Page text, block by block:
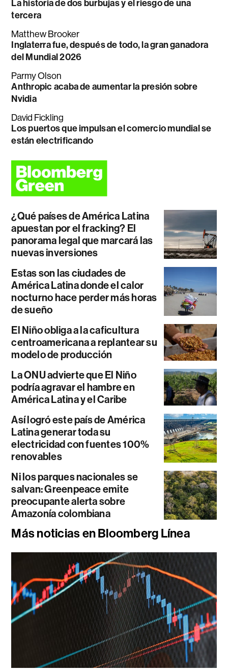
La historia de dos burbujas y el riesgo de una
tercera
Matthew Brooker
Inglaterra fue, después de todo, la gran ganadora
del Mundial 2026
Parmy Olson
Anthropic acaba de aumentar la presión sobre
Nvidia
David Fickling
Los puertos que impulsan el comercio mundial se
están electrificando
¿Qué países de América Latina
apuestan por el fracking? El
panorama legal que marcará las
nuevas inversiones
Estas son las ciudades de
América Latina donde el calor
nocturno hace perder más horas
de sueño
El Niño obliga a la caficultura
centroamericana a replantear su
modelo de producción
La ONU advierte que El Niño
podría agravar el hambre en
América Latina y el Caribe
Así logró este país de América
Latina generar toda su
electricidad con fuentes 100%
renovables
Ni los parques nacionales se
salvan: Greenpeace emite
preocupante alerta sobre
Amazonía colombiana
Más noticias en Bloomberg Línea